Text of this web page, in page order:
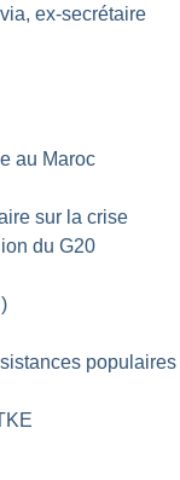
ex-secrétaire
au Maroc
sur la crise
du G20
populaires